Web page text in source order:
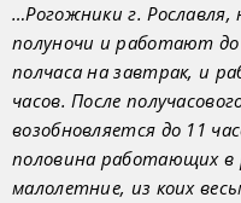
…Рогожники г.
полуночи и работают
полчаса на завтрак, и
часов. После
возобновляется до 11
половина работающих в
малолетние, из коих